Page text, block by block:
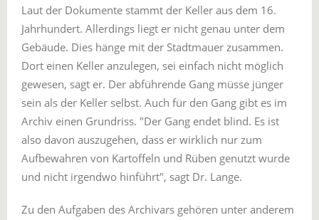
Laut der Dokumente stammt der Keller aus dem 16.
Jahrhundert. Allerdings liegt er nicht genau unter dem
Gebäude. Dies hänge mit der Stadtmauer zusammen.
Dort einen Keller anzulegen, sei einfach nicht möglich
gewesen, sagt er. Der abführende Gang müsse jünger
sein als der Keller selbst. Auch für den Gang gibt es im
Archiv einen Grundriss. "Der Gang endet blind. Es ist
also davon auszugehen, dass er wirklich nur zum
Aufbewahren von Kartoffeln und Rüben genutzt wurde
und nicht irgendwo hinführt", sagt Dr. Lange.
Zu den Aufgaben des Archivars gehören unter anderem